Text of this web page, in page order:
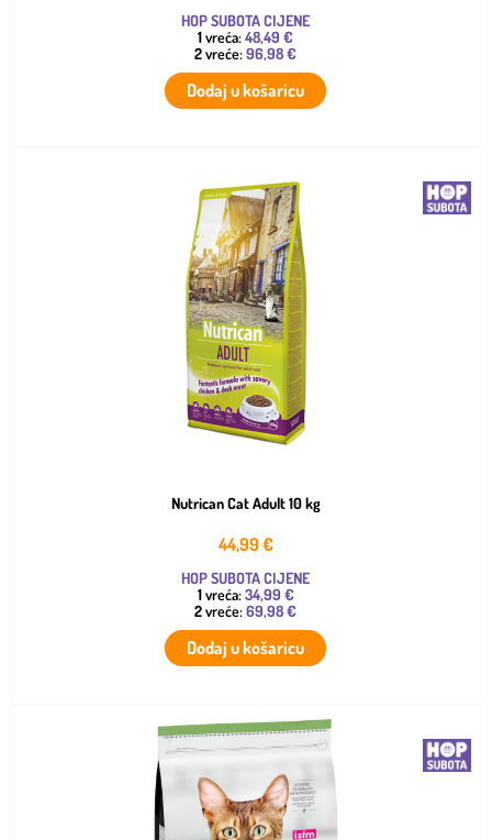
HOP SUBOTA CIJENE
1vreća:48,49 €
2vreće:96,98 €
Dodaj u košaricu
Nutrican Cat Adult 10 kg
44,99€
HOP SUBOTA CIJENE
1vreća:34,99 €
2vreće:69,98 €
Dodaj u košaricu